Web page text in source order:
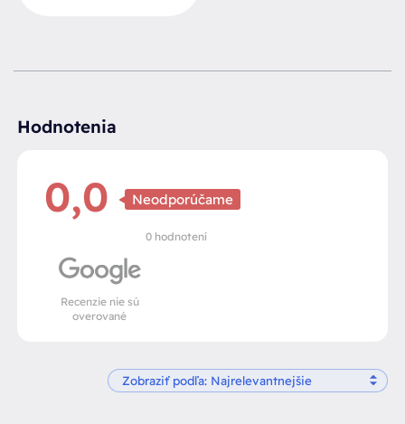
Hodnotenia
0,0 Neodporúčame
0 hodnotení
Recenzie nie sú
overované